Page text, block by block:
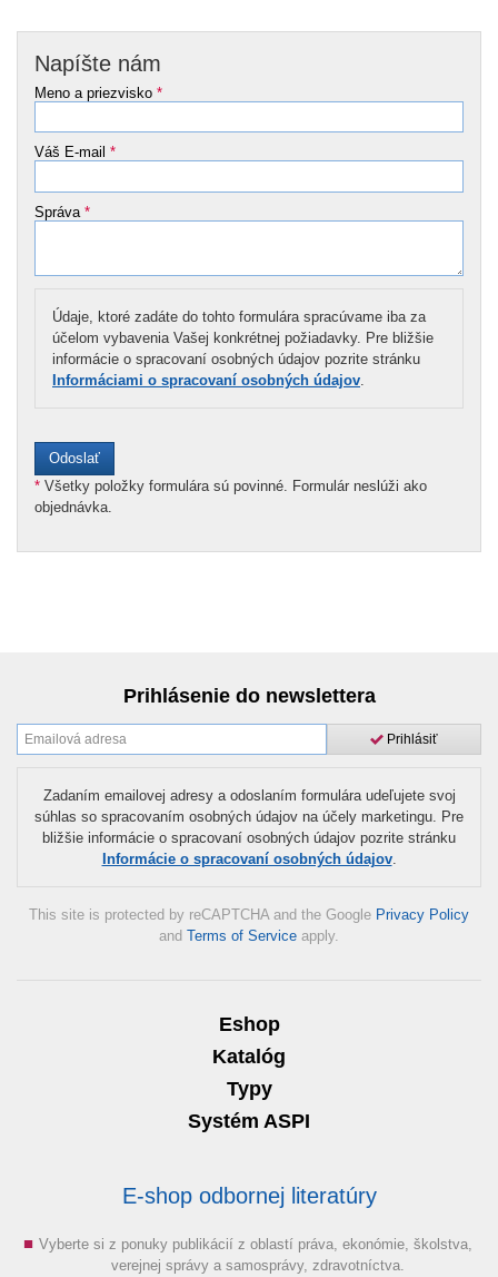
Napíšte nám
Meno a priezvisko *
Váš E-mail *
Správa *
Údaje, ktoré zadáte do tohto formulára spracúvame iba za
účelom vybavenia Vašej konkrétnej požiadavky. Pre bližšie
informácie o spracovaní osobných údajov pozrite stránku
Informáciami o spracovaní osobných údajov
* Všetky položky formulára sú povinné. Formulár neslúži ako
objednávka.
Prihlásenie do newslettera
Prihlásiť
Zadaním emailovej adresy a odoslaním formulára udeľujete svoj
súhlas so spracovaním osobných údajov na účely marketingu. Pre
bližšie informácie o spracovaní osobných údajov pozrite stránku
Informácie o spracovaní osobných údajov.
This site is protected by reCAPTCHA and the Google Privacy Policy
and Terms of Service apply.
Eshop
Katalóg
Typy
Systém ASPI
E-shop odbornej literatúry
Vyberte si z ponuky publikácií z oblastí práva, ekonómie, školstva,
verejnej správy a samosprávy, zdravotníctva.